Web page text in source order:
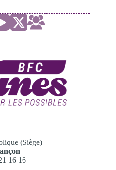
(Siège)
16 16